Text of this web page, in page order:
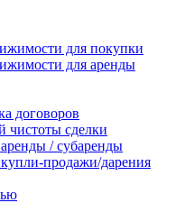
для покупки
для аренды
договоров
чистоты сделки
/ субаренды
продажи/дарения